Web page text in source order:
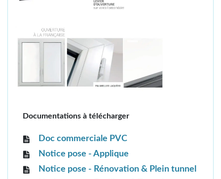
Documentations à télécharger
Doc commerciale PVC
Notice pose - Applique
Notice pose - Rénovation & Plein tunnel